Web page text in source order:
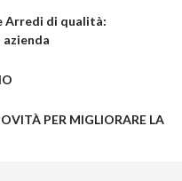
Arredi di qualità:
PER MIGLIORARE LA